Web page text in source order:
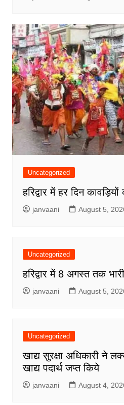
Uncategorized
हरिद्वार में हर दिन
janvaani August 5,
Uncategorized
हरिद्वार में 8 अगस्त तक
janvaani August 5,
Uncategorized
खाद्य सुरक्षा अधिकारी ने
खाद्य पदार्थ जप्त किये
janvaani August 4,